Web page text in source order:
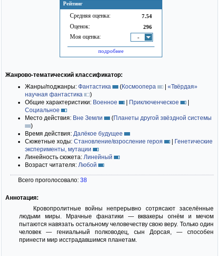
Рейтинг
Средняя оценка: 7.54
Оценок: 296
Моя оценка: -
подробнее
Жанрово-тематический классификатор:
Жанры/поджанры: Фантастика (Космоопера | «Твёрдая»
научная фантастика
)
Общие характеристики: Военное | Приключенческое
|
Социальное
Место действия: Вне Земли (Планеты другой звёздной системы
)
Время действия: Далёкое будущее
Сюжетные ходы: Становление/взросление героя | Генетические
эксперименты, мутации
Линейность сюжета: Линейный
Возраст читателя: Любой
Всего проголосовало: 38
Аннотация:
Кровопролитные войны непрерывно сотрясают заселённые
людьми миры. Мрачные фанатики — вквакеры огнём и мечом
пытаются навязать остальному человечеству свою веру. Только один
человек — гениальный полководец, сын Дорсая, — способен
принести мир исстрадавшимся планетам.